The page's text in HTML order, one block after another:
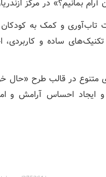
تاب‌آوری و کمک به
تکنیک‌های ساده و
متنوع در قالب طرح
و ایجاد احساس آرامش و